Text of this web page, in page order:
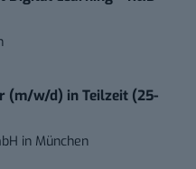
(m/w/d) in Teilzeit (25-
in München